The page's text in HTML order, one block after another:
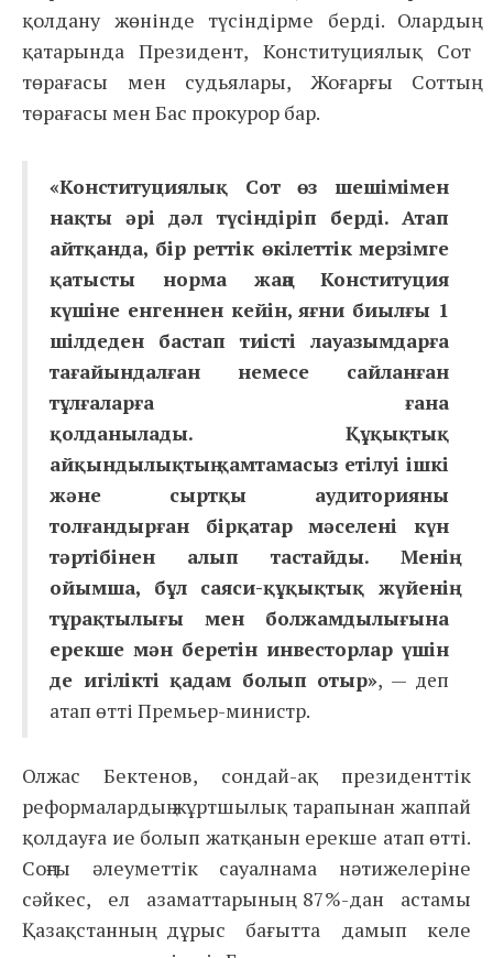
қолдану жөнінде түсіндірме берді. Олардың
қатарында Президент, Конституциялық Сот
төрағасы мен судьялары, Жоғарғы Соттың
төрағасы мен Бас прокурор бар.
«Конституциялық Сот өз шешімімен
нақты әрі дәл түсіндіріп берді. Атап
айтқанда, бір реттік өкілеттік мерзімге
қатысты норма жаңа Конституция
күшіне енгеннен кейін, яғни биылғы 1
шілдеден бастап тиісті лауазымдарға
тағайындалған немесе сайланған
тұлғаларға ғана
қолданылады. Құқықтық
айқындылықтың қамтамасыз етілуі ішкі
және сыртқы аудиторияны
толғандырған бірқатар мәселені күн
тәртібінен алып тастайды. Менің
ойымша, бұл саяси-құқықтық жүйенің
тұрақтылығы мен болжамдылығына
ерекше мән беретін инвесторлар үшін
де игілікті қадам болып отыр», — деп
атап өтті Премьер-министр.
Олжас Бектенов, сондай-ақ президенттік
реформалардың жұртшылық тарапынан жаппай
қолдауға ие болып жатқанын ерекше атап өтті.
Соңғы әлеуметтік сауалнама нәтижелеріне
сәйкес, ел азаматтарының 87%-дан астамы
Қазақстанның дұрыс бағытта дамып келе